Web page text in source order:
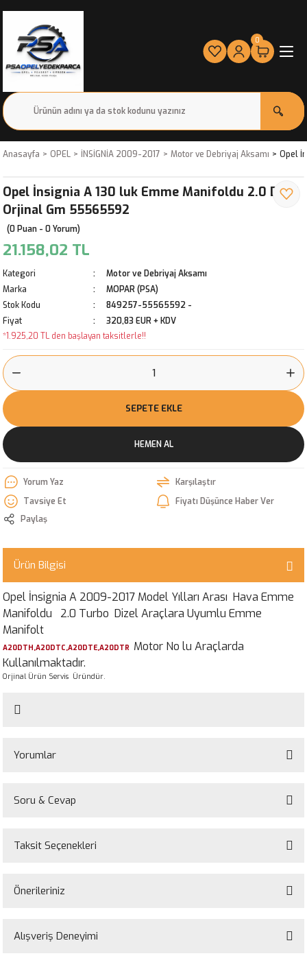
0
Anasayfa OPEL İNSİGNİA 2009-2017 Motor ve Debriyaj Aksamı Opel
Opel İnsignia A 130 luk Emme Manifoldu 2.0 Dizel
Orjinal Gm 55565592
(0 Puan - 0 Yorum)
21.158,02 TL
Kategori
Motor ve Debriyaj Aksamı
Marka
MOPAR (PSA)
Stok Kodu
849257-55565592 -
Fiyat
320,83 EUR + KDV
*1.925,20 TL den başlayan taksitlerle!!
SEPETE EKLE
HEMEN AL
Yorum Yaz
Karşılaştır
Tavsiye Et
Fiyatı Düşünce Haber Ver
Paylaş
Ürün Bilgisi
Opel İnsignia A 2009-2017 Model Yılları Arası Hava Emme
Manifoldu 2.0 Turbo Dizel Araçlara Uyumlu Emme
Manifolt
A20DTH,A20DTC,A20DTE,A20DTR Motor No lu Araçlarda
Kullanılmaktadır.
Orjinal Ürün Servis Üründür.
Yorumlar
Soru & Cevap
Ürün hakkında henüz soru sorulmamış.
Taksit Seçenekleri
Önerileriniz
yetersiz gördüğünüz noktaları öneri formunu kullanarak tarafımıza
Alışveriş Deneyimi